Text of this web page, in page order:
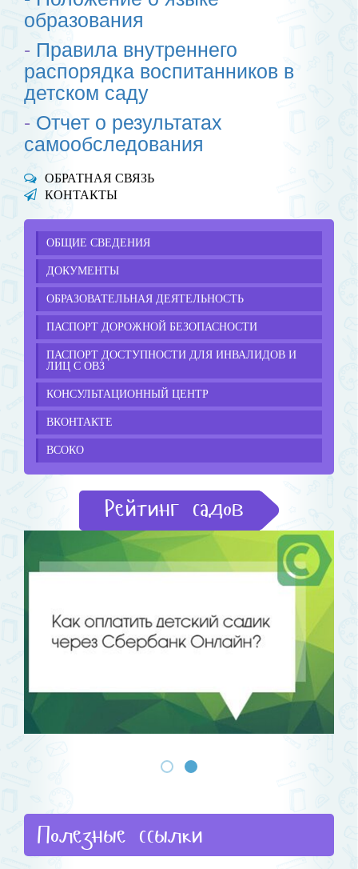
образования
- Правила внутреннего
распорядка воспитанников в
детском саду
- Отчет о результатах
самообследования
ОБРАТНАЯ СВЯЗЬ
КОНТАКТЫ
ОБЩИЕ СВЕДЕНИЯ
ДОКУМЕНТЫ
ОБРАЗОВАТЕЛЬНАЯ ДЕЯТЕЛЬНОСТЬ
ПАСПОРТ ДОРОЖНОЙ БЕЗОПАСНОСТИ
ПАСПОРТ ДОСТУПНОСТИ ДЛЯ ИНВАЛИДОВ И
ЛИЦ С ОВЗ
КОНСУЛЬТАЦИОННЫЙ ЦЕНТР
ВКОНТАКТЕ
ВСОКО
Рейтинг садов
Полезные ссылки